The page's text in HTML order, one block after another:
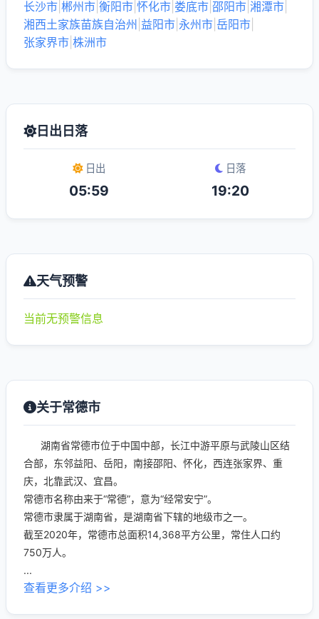
长沙市 郴州市 衡阳市 怀化市 娄底市 邵阳市 湘潭市
湘西土家族苗族自治州 益阳市 永州市 岳阳市
张家界市 株洲市
日出日落
日出
05:59
日落
19:20
天气预警
当前无预警信息
关于常德市
湖南省常德市位于中国中部，长江中游平原与武陵山区结
合部，东邻益阳、岳阳，南接邵阳、怀化，西连张家界、重
庆，北靠武汉、宜昌。
常德市名称由来于“常德”，意为“经常安宁”。
常德市隶属于湖南省，是湖南省下辖的地级市之一。
截至2020年，常德市总面积14,368平方公里，常住人口约
750万人。
...
查看更多介绍 >>